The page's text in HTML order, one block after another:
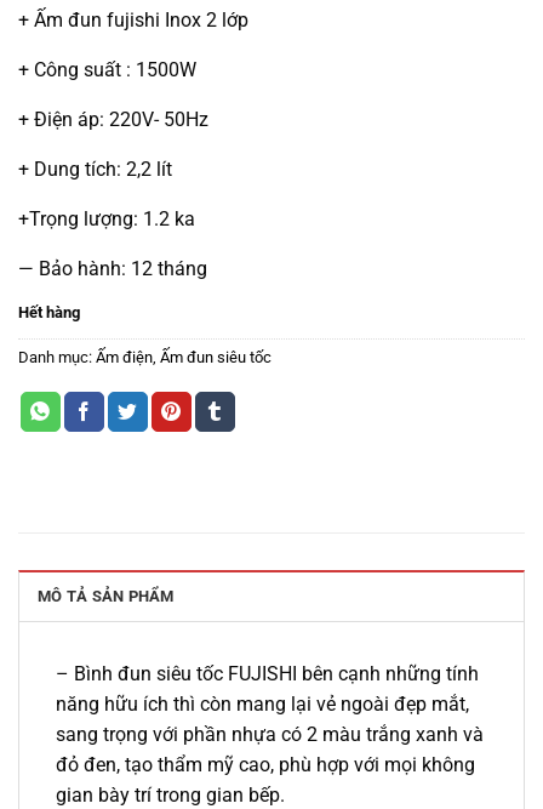
+ Ấm đun fujishi Inox 2 lớp
+ Công suất : 1500W
+ Điện áp: 220V- 50Hz
+ Dung tích: 2,2 lít
+Trọng lượng: 1.2 ka
— Bảo hành: 12 tháng
Hết hàng
Danh mục: Ấm điện, Ấm đun siêu tốc
MÔ TẢ SẢN PHẨM
– Bình đun siêu tốc FUJISHI bên cạnh những tính
năng hữu ích thì còn mang lại vẻ ngoài đẹp mắt,
sang trọng với phần nhựa có 2 màu trắng xanh và
đỏ đen, tạo thẩm mỹ cao, phù hợp với mọi không
gian bày trí trong gian bếp.